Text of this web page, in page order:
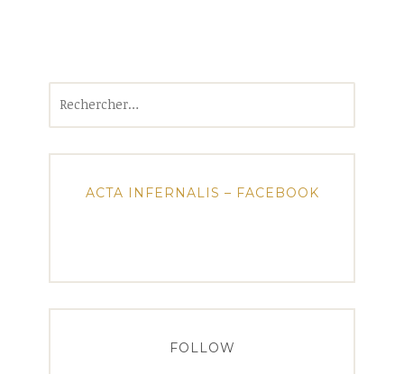
ACTA INFERNALIS – FACEBOOK
FOLLOW